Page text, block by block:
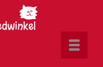
Toggle